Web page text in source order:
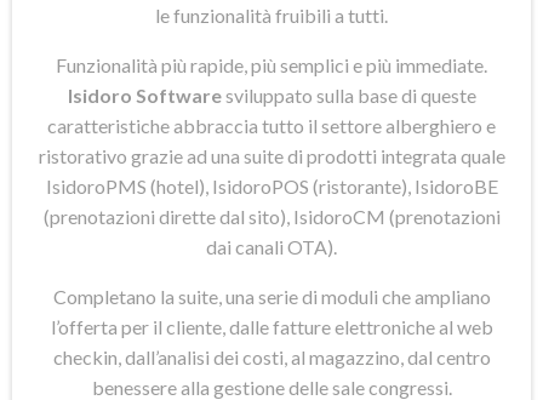
le funzionalità fruibili a tutti.
Funzionalità più rapide, più semplici e più immediate.
Isidoro Softwaresviluppato sulla base di queste
caratteristiche abbraccia tutto il settore alberghiero e
ristorativo grazie ad una suite di prodotti integrata quale
IsidoroPMS (hotel), IsidoroPOS (ristorante), IsidoroBE
(prenotazioni dirette dal sito), IsidoroCM (prenotazioni
dai canali OTA).
Completano la suite, una serie di moduli che ampliano
l’offerta per il cliente, dalle fatture elettroniche al web
checkin, dall’analisi dei costi, al magazzino, dal centro
benessere alla gestione delle sale congressi.